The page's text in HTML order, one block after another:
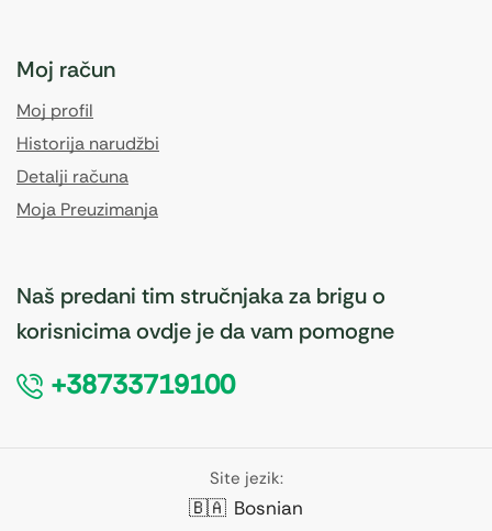
Moj račun
Moj profil
Historija narudžbi
Detalji računa
Moja Preuzimanja
Naš predani tim stručnjaka za brigu o
korisnicima ovdje je da vam pomogne
+38733719100
Site jezik:
🇧🇦 Bosnian